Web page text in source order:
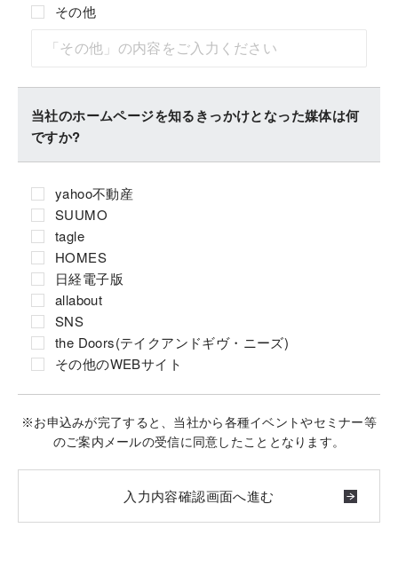
その他
当社のホームページを知るきっかけとなった媒体は何
ですか?
yahoo不動産
SUUMO
tagle
HOMES
日経電子版
allabout
SNS
the Doors(テイクアンドギヴ・ニーズ)
その他のWEBサイト
※お申込みが完了すると、当社から各種イベントやセミナー等
のご案内メールの受信に同意したこととなります。